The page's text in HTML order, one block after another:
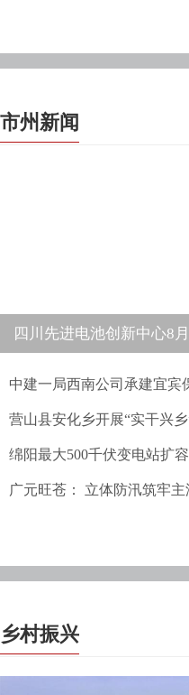
市州新闻
四川先进电池创新中心8
中建一局西南公司承建宜宾
营山县安化乡开展“实干兴
绵阳最大500千伏变电站扩
广元旺苍： 立体防汛筑牢
乡村振兴